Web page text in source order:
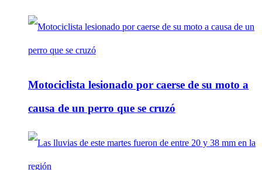
Motociclista lesionado por caerse de su moto a
causa de un perro que se cruzó